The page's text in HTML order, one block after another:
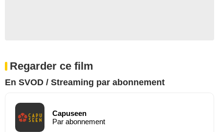
Regarder ce film
En SVOD / Streaming par abonnement
Capuseen
Par abonnement